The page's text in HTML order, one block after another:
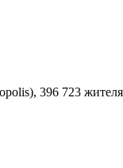
396 723